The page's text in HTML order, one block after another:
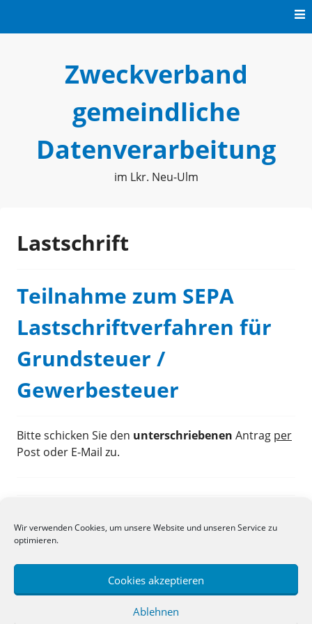
Wir verwenden Cookies, um unsere Website und unseren Service zu
optimieren.
Cookies akzeptieren
Ablehnen
Zweckverband
gemeindliche
Datenverarbeitung
im Lkr. Neu-Ulm
Lastschrift
Teilnahme zum SEPA
Lastschriftverfahren für
Grundsteuer /
Gewerbesteuer
Bitte schicken Sie den unterschriebenen Antrag per
Post oder E-Mail zu.
Search
for: